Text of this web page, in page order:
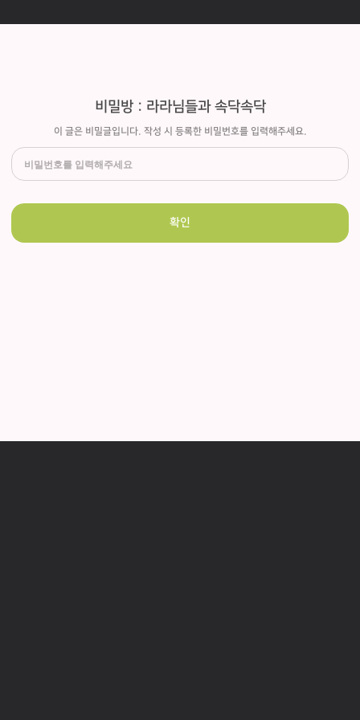
비밀방 : 라라님들과 속닥속닥
이 글은 비밀글입니다. 작성 시 등록한 비밀번호를 입력해주세요.
확인